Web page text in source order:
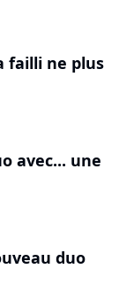
failli ne plus
avec... une
duo